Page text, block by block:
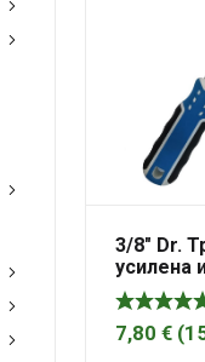
3/8″ Dr.
усилена
зъба,
7,80 € (